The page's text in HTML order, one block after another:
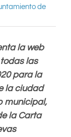
de
la web
las
para la
la ciudad
municipal,
la Carta